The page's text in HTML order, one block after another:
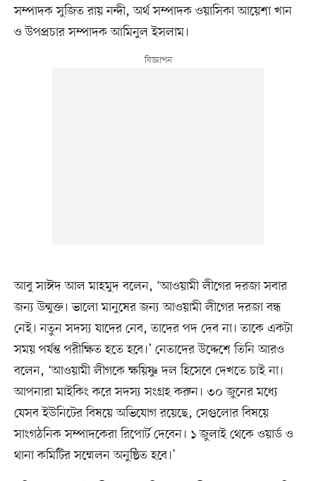
সম্পাদক সুজিত রায় নন্দী, অর্থ সম্পাদক ওয়াসিকা আয়েশা খান
ও উপপ্রচার সম্পাদক আমিনুল ইসলাম।
আবু সাঈদ আল মাহমুদ বলেন, ‘আওয়ামী লীগের দরজা সবার
জন্য উন্মুক্ত। ভালো মানুষের জন্য আওয়ামী লীগের দরজা বন্ধ
নেই। নতুন সদস্য যাদের নেব, তাদের পদ দেব না। তাকে একটা
সময় পর্যন্ত পরীক্ষিত হতে হবে।’ নেতাদের উদ্দেশে তিনি আরও
বলেন, ‘আওয়ামী লীগকে ক্ষয়িষ্ণু দল হিসেবে দেখতে চাই না।
আপনারা মাইকিং করে সদস্য সংগ্রহ করুন। ৩০ জুনের মধ্যে
যেসব ইউনিটের বিষয়ে অভিযোগ রয়েছে, সেগুলোর বিষয়ে
সাংগঠনিক সম্পাদকেরা রিপোর্ট দেবেন। ১ জুলাই থেকে ওয়ার্ড ও
থানা কমিটির সম্মেলন অনুষ্ঠিত হবে।’